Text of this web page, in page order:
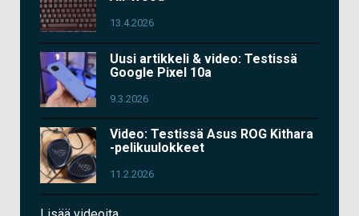
13.4.2026
Uusi artikkeli & video: Testissä
Google Pixel 10a
9.3.2026
Video: Testissä Asus ROG Kithara
-pelikuulokkeet
11.2.2026